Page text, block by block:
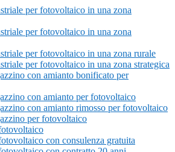
per fotovoltaico in una zona
per fotovoltaico in una zona
per fotovoltaico in una zona rurale
per fotovoltaico in una zona strategica
con amianto bonificato per
con amianto per fotovoltaico
con amianto rimosso per fotovoltaico
per fotovoltaico
con consulenza gratuita